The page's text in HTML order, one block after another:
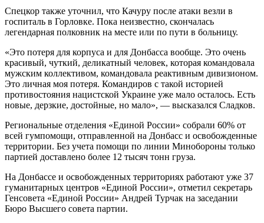
Спецкор также уточнил, что Качуру после атаки везли в
госпиталь в Горловке. Пока неизвестно, скончалась
легендарная полковник на месте или по пути в больницу.
«Это потеря для корпуса и для Донбасса вообще. Это очень
красивый, чуткий, деликатный человек, которая командовала
мужским коллективом, командовала реактивным дивизионом.
Это личная моя потеря. Командиров с такой историей
противостояния нацистской Украине уже мало осталось. Есть
новые, дерзкие, достойные, но мало», — высказался Сладков.
Региональные отделения «Единой России» собрали 60% от
всей гумпомощи, отправленной на Донбасс и освобожденные
территории. Без учета помощи по линии Минобороны только
партией доставлено более 12 тысяч тонн груза.
На Донбассе и освобожденных территориях работают уже 37
гуманитарных центров «Единой России», отметил секретарь
Генсовета «Единой России» Андрей Турчак на заседании
Бюро Высшего совета партии.